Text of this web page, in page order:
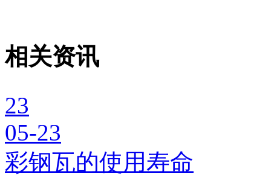
相关资讯
23
05-23
彩钢瓦的使用寿命